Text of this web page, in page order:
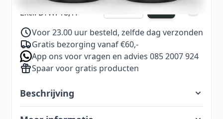
Excl. BTW: 18,17
Voor 23.00 uur besteld, zelfde dag verzonden
Gratis bezorging vanaf €60,-
App ons voor vragen en advies 085 2007 924
Spaar voor gratis producten
Beschrijving